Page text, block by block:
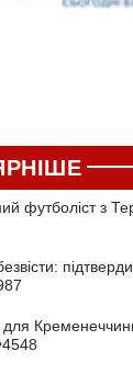
футболіст з
4548